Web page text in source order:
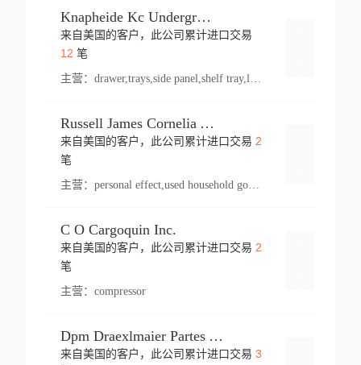
Knapheide Kc Underground
来自美国的客户，此公司累计进口交易
12 笔
主营：
Russell James Cornelia Arlington Va
来自美国的客户，此公司累计进口交易 2
笔
主营： personal effect,used household goods
C O Cargoquin Inc.
来自美国的客户，此公司累计进口交易 2
笔
主营： compressor
Dpm Draexlmaier Partes Automotrices Corr Ind Huejotzingo
来自美国的客户，此公司累计进口交易 3